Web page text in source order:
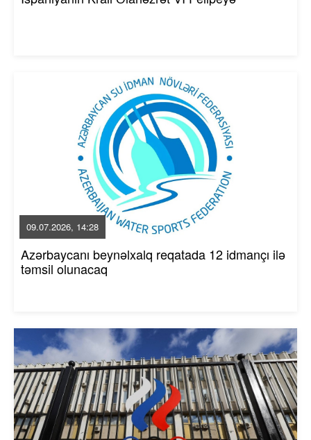
09.07.2026, 14:28
Azərbaycanı beynəlxalq reqatada 12 idmançı ilə
təmsil olunacaq